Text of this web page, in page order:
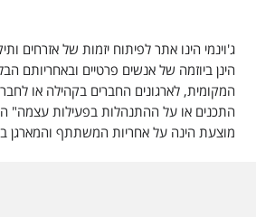
ג'וינמי הינו אתר לפיתוח יזמות של אזרחים
הינן ביוזמה של אנשים פרטיים ובאחריותם
המקומית, לארגונים החברים בקהילה או
התכנים או על ההתנהלות בפעילות עצמה"
מוצעת הינה על אחריות המשתתף והמארגן